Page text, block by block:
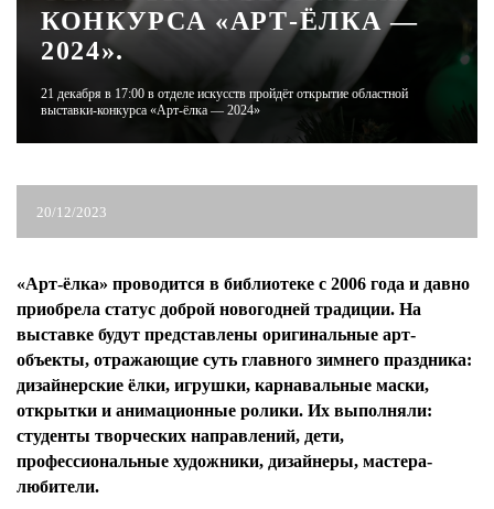
ЖУРНАЛ
КОНКУРСА «АРТ-ЁЛКА —
2024».
21 декабря в 17:00 в отделе искусств пройдёт открытие областной
выставки-конкурса «Арт-ёлка — 2024»
20/12/2023
«Арт-ёлка» проводится в библиотеке с 2006 года и давно
приобрела статус доброй новогодней традиции. На
выставке будут представлены оригинальные арт-
объекты, отражающие суть главного зимнего праздника:
дизайнерские ёлки, игрушки, карнавальные маски,
открытки и анимационные ролики. Их выполняли:
студенты творческих направлений, дети,
профессиональные художники, дизайнеры, мастера-
любители.